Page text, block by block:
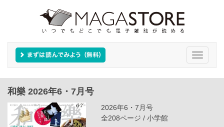
Toggle
和樂 2026年6・7月号
2026年6・7月号
全208ページ / 小学館